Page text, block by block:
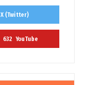
X (Twitter)
632 YouTube